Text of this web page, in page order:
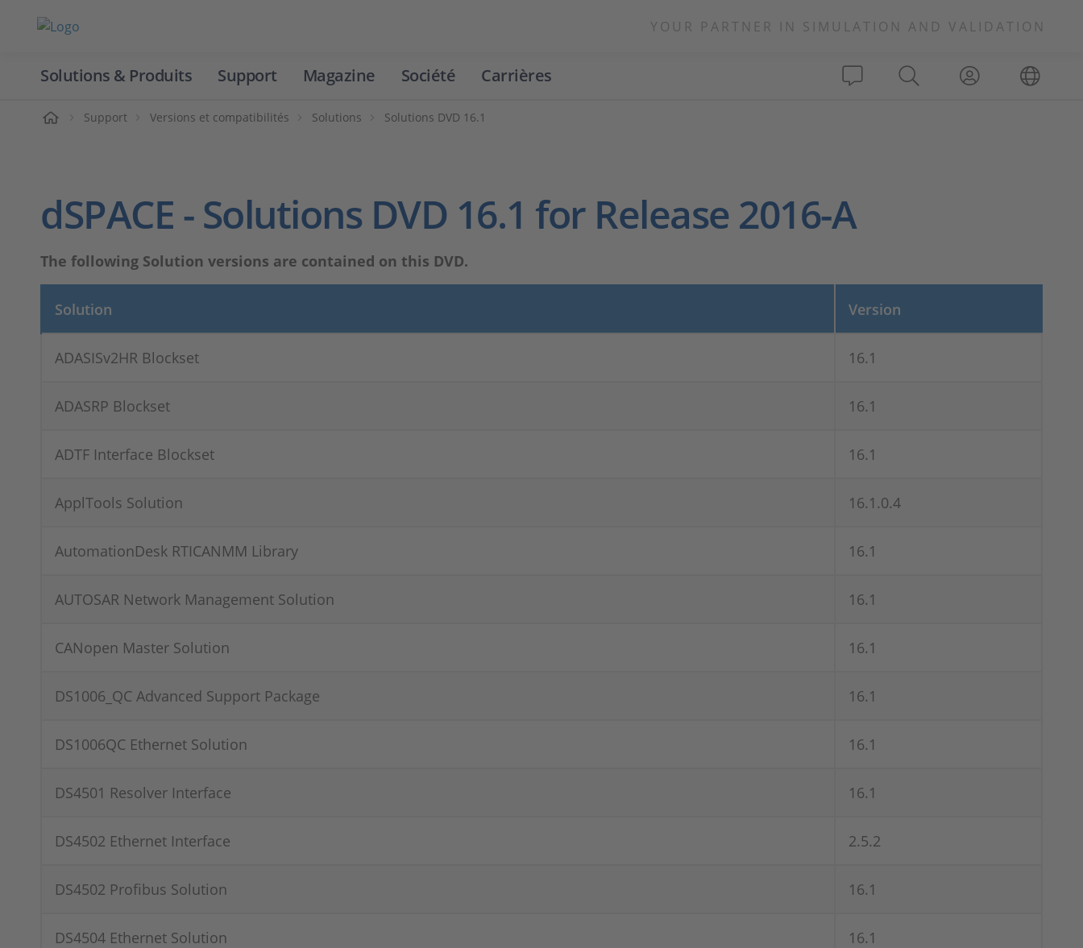
YOUR PARTNER IN SIMULATION AND VALIDATION
Solutions & Produits Support Magazine Société Carrières
Support Versions et compatibilités Solutions Solutions DVD 16.1
dSPACE - Solutions DVD 16.1 for Release 2016-A
The following Solution versions are contained on this DVD.
Solution Version
ADASISv2HR Blockset 16.1
ADASRP Blockset 16.1
ADTF Interface Blockset 16.1
ApplTools Solution 16.1.0.4
AutomationDesk RTICANMM Library 16.1
AUTOSAR Network Management Solution 16.1
CANopen Master Solution 16.1
DS1006_QC Advanced Support Package 16.1
DS1006QC Ethernet Solution 16.1
DS4501 Resolver Interface 16.1
DS4502 Ethernet Interface 2.5.2
DS4502 Profibus Solution 16.1
DS4504 Ethernet Solution 16.1